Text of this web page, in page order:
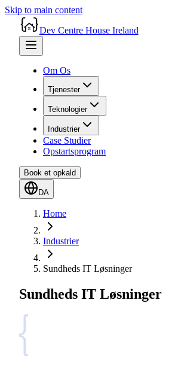
Skip to main content
Dev Centre House Ireland
Om Os
Tjenester
Teknologier
Industrier
Case Studier
Opstartsprogram
Book et opkald
DA
Home
Industrier
Sundheds IT Løsninger
Sundheds IT Løsninger